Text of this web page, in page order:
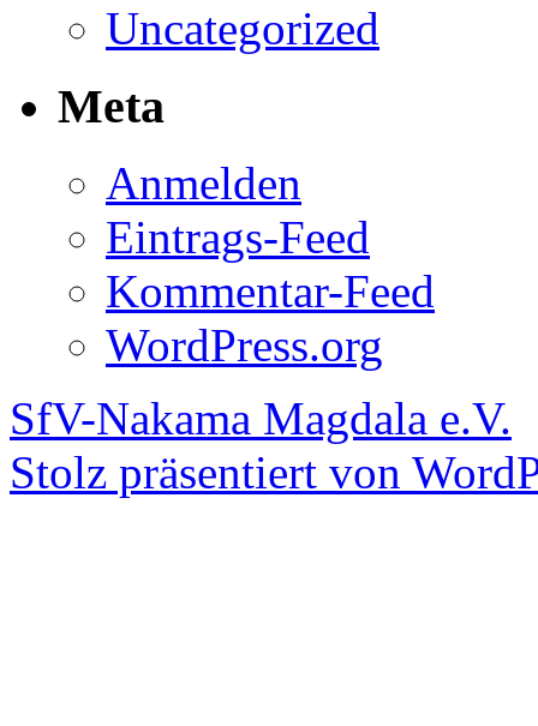
Uncategorized
Meta
Anmelden
Eintrags-Feed
Kommentar-Feed
WordPress.org
SfV-Nakama Magdala e.V.
Stolz präsentiert von